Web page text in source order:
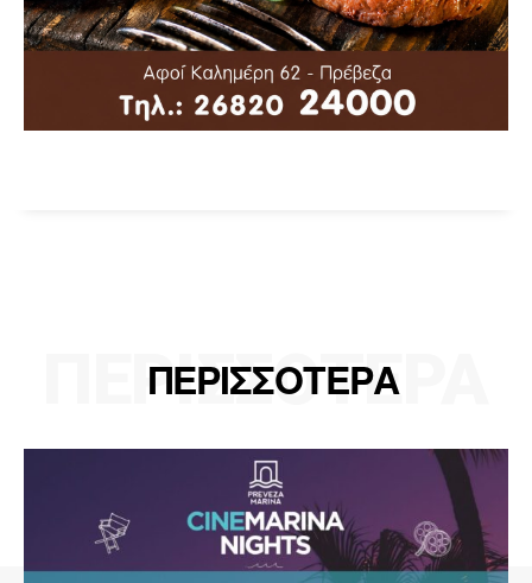
ΠΕΡΙΣΣΟΤΕΡΑ
ΠΕΡΙΣΣΟΤΕΡΑ